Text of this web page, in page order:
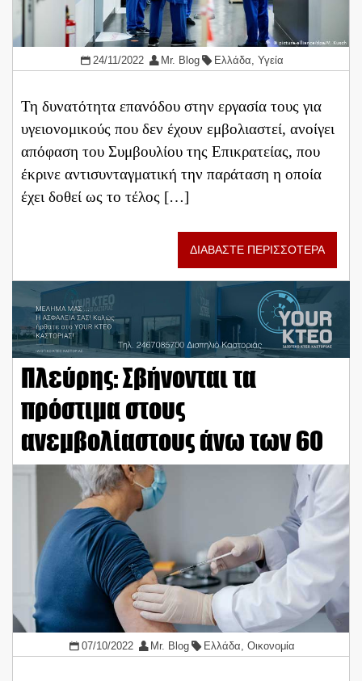
24/11/2022 Mr. Blog Ελλάδα,Υγεία
Τη δυνατότητα επανόδου στην εργασία τους για
υγειονομικούς που δεν έχουν εμβολιαστεί, ανοίγει
απόφαση του Συμβουλίου της Επικρατείας, που
έκρινε αντισυνταγματική την παράταση η οποία
έχει δοθεί ως το τέλος […]
ΔΙΑΒΑΣΤΕ ΠΕΡΙΣΣΟΤΕΡΑ
Πλεύρης: Σβήνονται τα
πρόστιμα στους
ανεμβολίαστους άνω των 60
07/10/2022 Mr. Blog Ελλάδα ,Οικονομία